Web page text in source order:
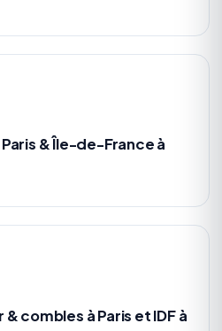
& Île-de-France à
combles à Paris et IDF à